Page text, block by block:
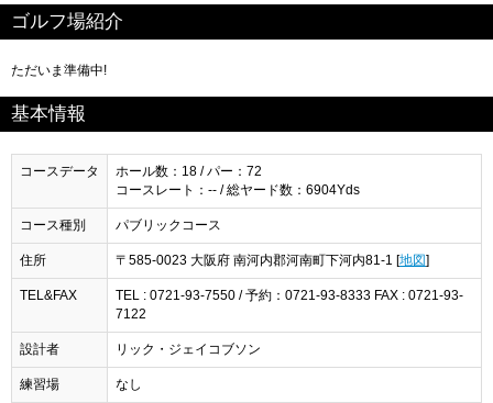
ゴルフ場紹介
ただいま準備中!
基本情報
コースデータ
ホール数：18 / パー：72
コースレート：-- / 総ヤード数：6904Yds
コース種別 パブリックコース
住所 〒585-0023 大阪府 南河内郡河南町下河内81-1 [地図]
TEL&FAX
TEL : 0721-93-7550 / 予約：0721‐93‐8333 FAX : 0721-93-
7122
設計者 リック・ジェイコブソン
練習場 なし